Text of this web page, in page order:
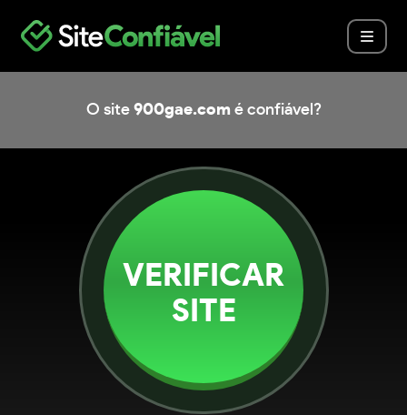
O site 900gae.com é confiável?
VERIFICAR
SITE